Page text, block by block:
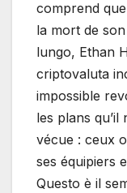
comprend
la mort de
lungo, Ethan
criptovaluta
impossible
les plans qu’il
vécue : ceux
ses équipiers
Questo è il